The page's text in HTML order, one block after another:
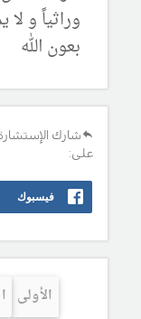
وراثياً و
بعون الله
شارك
على:
فيسبوك
الأولى